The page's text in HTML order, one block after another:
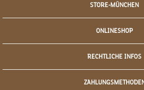
STORE-MÜNCHEN
ONLINESHOP
RECHTLICHE INFOS